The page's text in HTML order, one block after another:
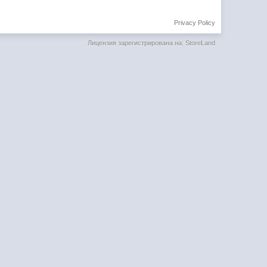
Privacy Policy
Лицензия зарегистрирована на: StoreLand